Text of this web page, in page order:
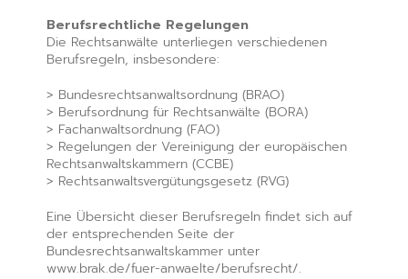
Berufsrechtliche Regelungen
Die Rechtsanwälte unterliegen verschiedenen
Berufsregeln, insbesondere:
> Bundesrechtsanwaltsordnung (BRAO)
> Berufsordnung für Rechtsanwälte (BORA)
> Fachanwaltsordnung (FAO)
> Regelungen der Vereinigung der europäischen
Rechtsanwaltskammern (CCBE)
> Rechtsanwaltsvergütungsgesetz (RVG)
Eine Übersicht dieser Berufsregeln findet sich auf
der entsprechenden Seite der
Bundesrechtsanwaltskammer unter
www.brak.de/fuer-anwaelte/berufsrecht/.